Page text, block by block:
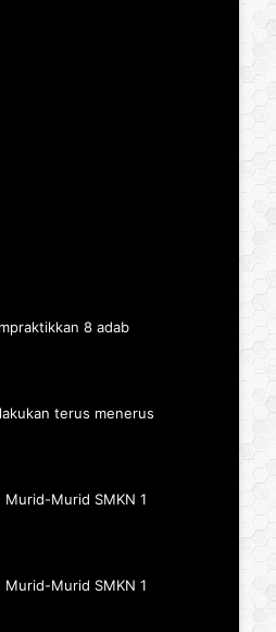
8 adab
terus menerus
Murid SMKN 1
Murid SMKN 1